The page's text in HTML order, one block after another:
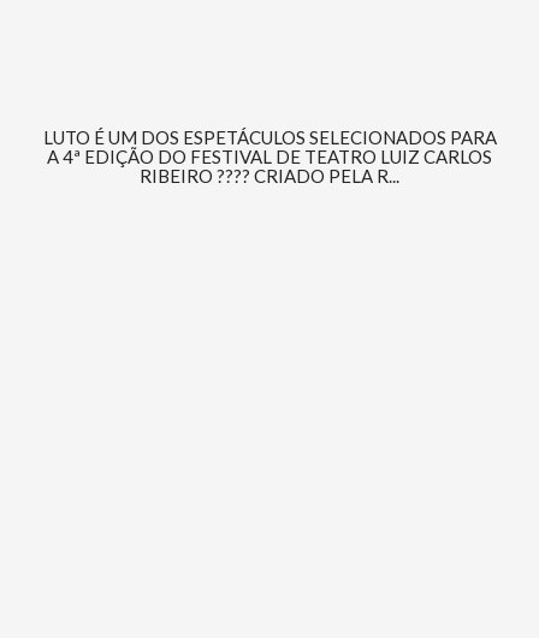
LUTO É UM DOS ESPETÁCULOS SELECIONADOS PARA
A 4ª EDIÇÃO DO FESTIVAL DE TEATRO LUIZ CARLOS
RIBEIRO ???? CRIADO PELA R...